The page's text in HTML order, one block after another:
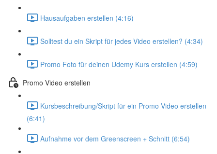
Hausaufgaben erstellen (4:16)
Solltest du ein Skript für jedes Video erstellen? (4:34)
Promo Foto für deinen Udemy Kurs erstellen (4:59)
Promo Video erstellen
Kursbeschreibung/Skript für ein Promo Video erstellen
(6:41)
Aufnahme vor dem Greenscreen + Schnitt (6:54)